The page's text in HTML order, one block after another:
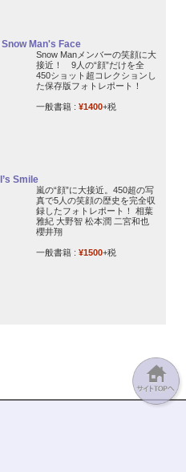
Man's Face
Snow Manメンバーの笑顔に大
接近！ 9人の“顔”だけを全
450ショット超コレクションし
た保存版フォトレポート！
一般書籍 : ¥1400+税
Smile
嵐の“顔”に大接近。450超の写
真で5人の笑顔の歴史を完全収
録したフォトレポート！ 相葉
雅紀 大野智 松本潤 二宮和也
櫻井翔
一般書籍 : ¥1500+税